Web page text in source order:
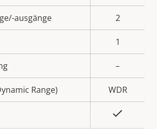
ausgänge 2
1
–
Range) WDR